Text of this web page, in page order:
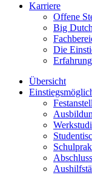
Karriere
Offene
Big
Die
Übersicht